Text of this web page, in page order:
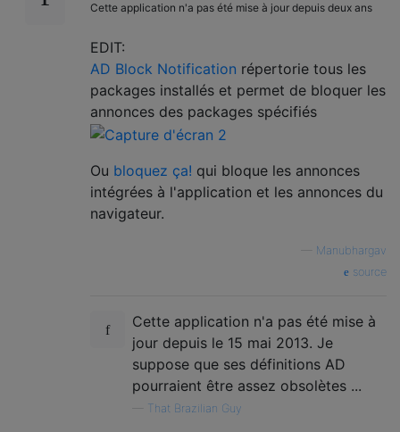
Cette application n'a pas été mise à jour depuis deux ans
EDIT:
AD Block Notification répertorie tous les
packages installés et permet de bloquer les
annonces des packages spécifiés
Ou bloquez ça! qui bloque les annonces
intégrées à l'application et les annonces du
navigateur.
Manubhargav
source
Cette application n'a pas été mise à
jour depuis le 15 mai 2013. Je
suppose que ses définitions AD
pourraient être assez obsolètes ...
That Brazilian Guy